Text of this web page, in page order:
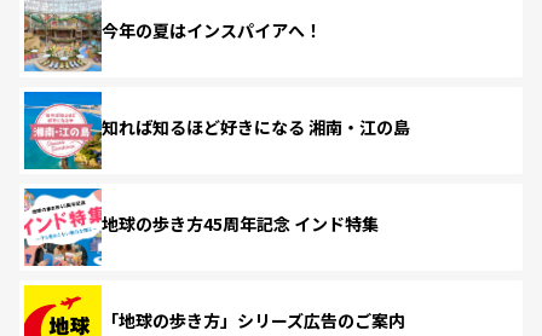
今年の夏はインスパイアへ！
知れば知るほど好きになる 湘南・江の島
地球の歩き方45周年記念 インド特集
「地球の歩き方」シリーズ広告のご案内